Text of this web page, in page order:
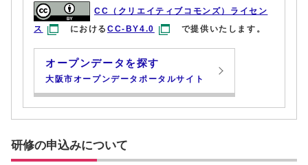
CC（クリエイティブコモンズ）ライセン
ス
におけるCC-BY4.0 で提供いたします。
オープンデータを探す
大阪市オープンデータポータルサイト
研修の申込みについて